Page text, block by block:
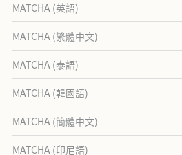
MATCHA (英語)
MATCHA (繁體中文)
MATCHA (泰語)
MATCHA (韓國語)
MATCHA (簡體中文)
MATCHA (印尼語)